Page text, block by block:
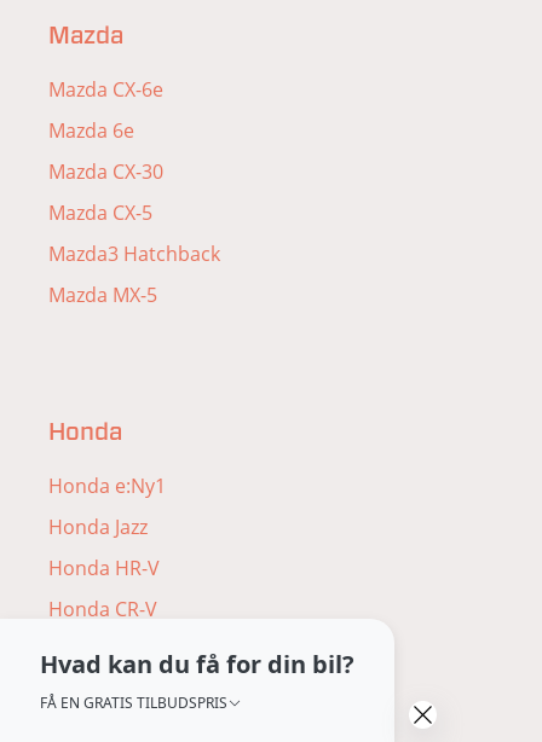
Mazda
Mazda CX-6e
Mazda 6e
Mazda CX-30
Mazda CX-5
Mazda3 Hatchback
Mazda MX-5
Honda
Honda e:Ny1
Honda Jazz
Honda HR-V
Honda CR-V
Honda ZR-V
Honda Civic
Hvad kan du få for din bil?
FÅ EN GRATIS TILBUDSPRIS